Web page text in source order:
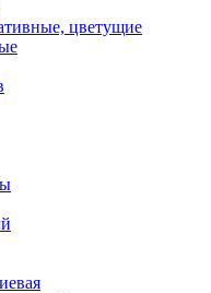
цветущие